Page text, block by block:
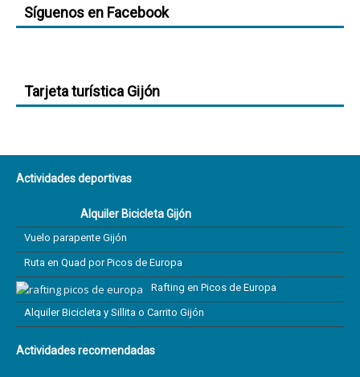
Síguenos en Facebook
Tarjeta turística Gijón
Actividades deportivas
Alquiler Bicicleta Gijón
Vuelo parapente Gijón
Ruta en Quad por Picos de Europa
Rafting en Picos de Europa
Alquiler Bicicleta y Sillita o Carrito Gijón
Actividades recomendadas